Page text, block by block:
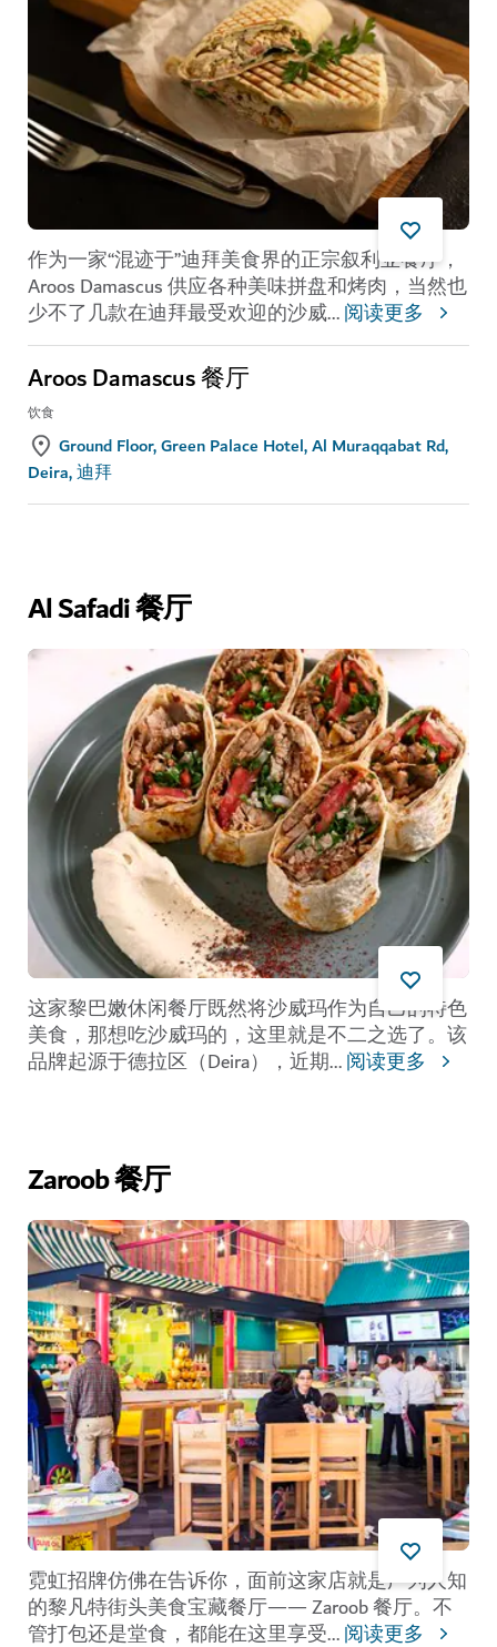
作为一家“混迹于”迪拜美食界的正宗叙利亚餐厅，
Aroos Damascus 供应各种美味拼盘和烤肉，当然也
少不了几款在迪拜最受欢迎的沙威...阅读更多
Aroos Damascus 餐厅
饮食
Ground Floor, Green Palace Hotel, Al Muraqqabat Rd,
Deira, 迪拜
Al Safadi 餐厅
这家黎巴嫩休闲餐厅既然将沙威玛作为自己的特色
美食，那想吃沙威玛的，这里就是不二之选了。该
品牌起源于德拉区（Deira），近期...阅读更多
Zaroob 餐厅
霓虹招牌仿佛在告诉你，面前这家店就是广为人知
的黎凡特街头美食宝藏餐厅—— Zaroob 餐厅。不
管打包还是堂食，都能在这里享受...阅读更多